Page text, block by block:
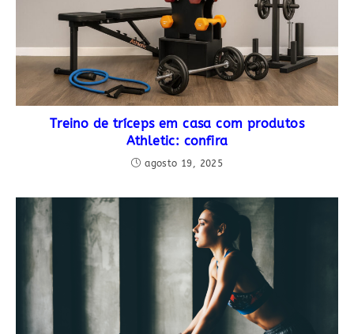
Treino de tríceps em casa com produtos
Athletic: confira
agosto 19, 2025